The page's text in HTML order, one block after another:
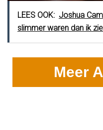
LEES OOK: Joshua
slimmer waren dan ik
Meer